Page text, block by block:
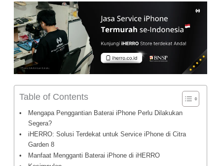
Table of Contents
Mengapa Penggantian Baterai iPhone Perlu Dilakukan
Segera?
iHERRO: Solusi Terdekat untuk Service iPhone di Citra
Garden 8
Manfaat Mengganti Baterai iPhone di iHERRO